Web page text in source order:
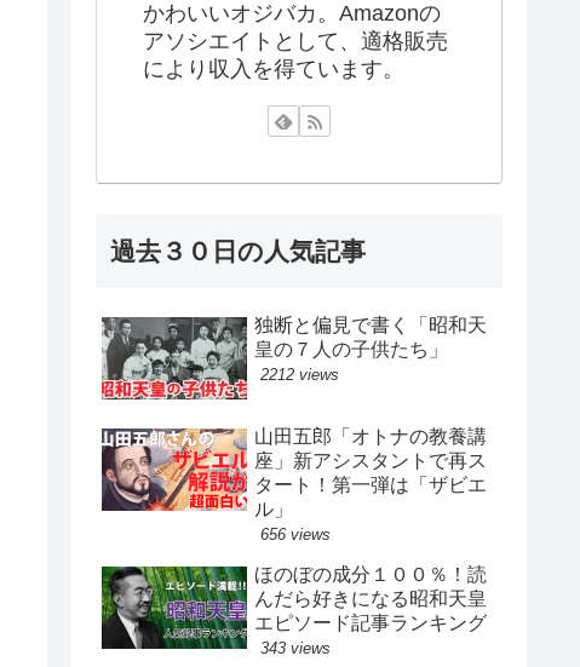
かわいいオジバカ。Amazonの
アソシエイトとして、適格販売
により収入を得ています。
過去３０日の人気記事
独断と偏見で書く「昭和天
皇の７人の子供たち」
2212 views
山田五郎「オトナの教養講
座」新アシスタントで再ス
タート！第一弾は「ザビエ
ル」
656 views
ほのぼの成分１００％！読
んだら好きになる昭和天皇
エピソード記事ランキング
343 views